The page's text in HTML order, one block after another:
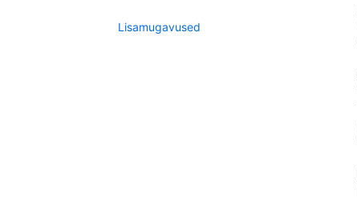
Lisamugavused